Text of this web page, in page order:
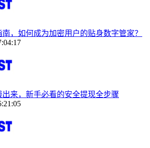
南，如何成为加密用户的贴身数字管家？
出来，新手必看的安全提现全步骤